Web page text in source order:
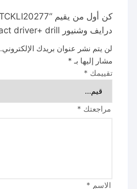
درايف وشنيور impact driver+ drill”
لن يتم نشر عنوان بريدك الإلكتروني.
مشار إليها بـ *
تقييمك *
مراجعتك *
الاسم *